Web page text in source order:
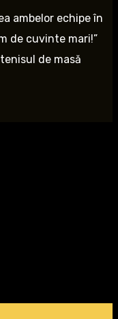
ambelor echipe în
de cuvinte mari!”
de masă